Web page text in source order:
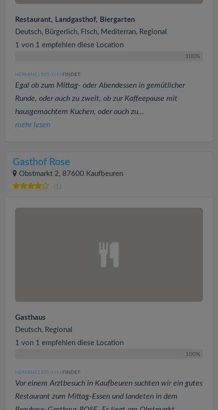
Restaurant, Landgasthof, Biergarten
Deutsch, Bürgerlich, Fisch, Mediterran, Regional
1 von 1 empfehlen diese Location
100%
HERMINE1505 (119 ) FINDET:
Egal ob zum Mittag- oder Abendessen in gemütlicher
Runde, oder auch zu zweit, ob zur Kaffeepause mit
hausgemachtem Kuchen, oder auch zu...
mehr lesen
Gasthof Rose
Obstmarkt 2, 87600 Kaufbeuren
(1)
Gasthaus
Deutsch, Regional
1 von 1 empfehlen diese Location
100%
HERMINE1505 (119 ) FINDET:
Vor einem Arztbesuch in Kaufbeuren suchten wir ein gutes
Restaurant zum Mittag-Essen und landeten in dem